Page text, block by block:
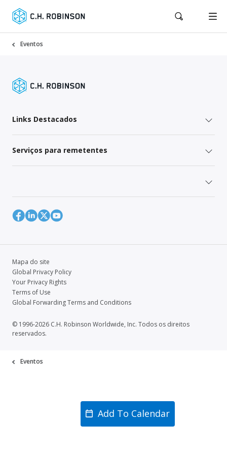
Eventos
Links Destacados
Serviços para remetentes
Mapa do site
Global Privacy Policy
Your Privacy Rights
Terms of Use
Global Forwarding Terms and Conditions
© 1996-2026 C.H. Robinson Worldwide, Inc. Todos os direitos
reservados.
Eventos
Add To Calendar